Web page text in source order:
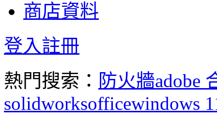
商店資料
登入註冊
熱門搜索： 防火牆adobe
solidworksofficewindows